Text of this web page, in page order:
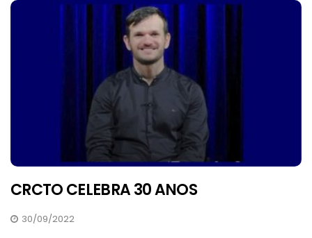
CRCTO CELEBRA 30 ANOS
30/09/2022